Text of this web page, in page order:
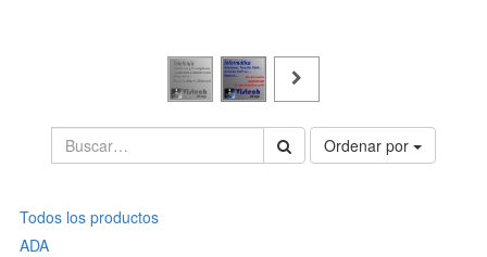
Ordenar por
Todos los productos
ADA